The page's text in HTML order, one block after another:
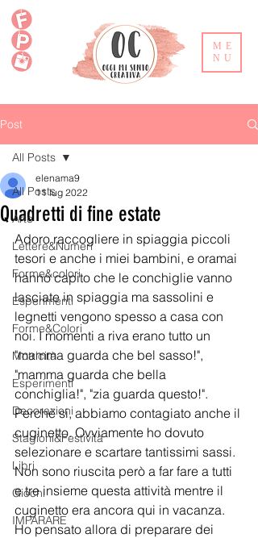
ME
NU
Post
All Posts
Arte
Lettere&Numeri
Forme&colori
Esperimenti
Forme&Colori
Motricità
Esperimenti
Decorazioni
Stagioni&Festività
Libri
Giochi
IMPARARE
All Posts
Quadretti di fine estate
elenama9
11 lug 2022
Adoro raccogliere in spiaggia piccoli
tesori e anche i miei bambini, e oramai
hanno capito che le conchiglie vanno
lasciate in spiaggia ma sassolini e
legnetti vengono spesso a casa con
noi. I momenti a riva erano tutto un
"mamma guarda che bel sasso!",
"mamma guarda che bella
conchiglia!", "zia guarda questo!".
Perchè si, abbiamo contagiato anche il
cuginetto. Ovviamente ho dovuto
selezionare e scartare tantissimi sassi.
Non sono riuscita però a far fare a tutti
e tre insieme questa attività mentre il
cuginetto era ancora qui in vacanza.
Ho pensato allora di preparare dei